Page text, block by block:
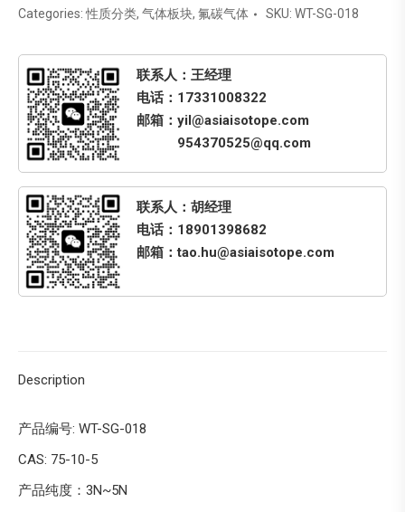
Categories:性质分类, 气体板块, 氟碳气体 SKU: WT-SG-018
联系人：王经理
电话：17331008322
邮箱：yil@asiaisotope.com
954370525@qq.com
联系人：胡经理
电话：18901398682
邮箱：tao.hu@asiaisotope.com
Description
产品编号: WT-SG-018
CAS: 75-10-5
产品纯度：3N~5N